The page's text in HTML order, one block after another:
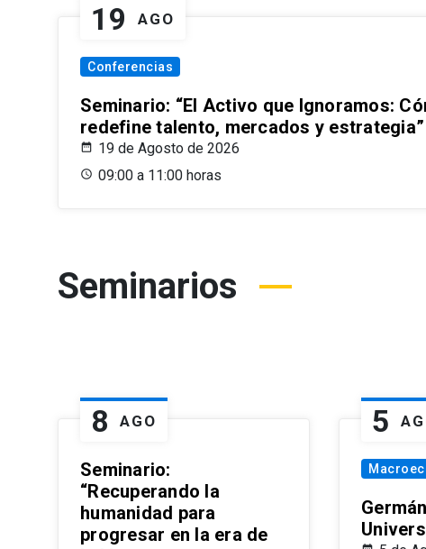
19 AGO
Conferencias
Seminario: “El Activo que Ignoramos:
redefine talento, mercados y estrategia”
19 de Agosto de 2026
09:00 a 11:00 horas
Seminarios
8 AGO
Seminario:
“Recuperando la
humanidad para
progresar en la era de
5